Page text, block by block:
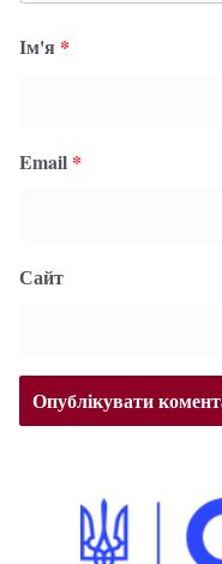
Ім'я *
Email *
Сайт